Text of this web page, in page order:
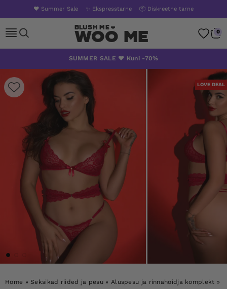
content
❤️ Summer Sale ✨ Ekspresstarne 📦 Diskreetne tarne
Woo Me 0
SUMMER SALE ❤️ Kuni -70%
LOVE DEAL
Home »Seksikad riided ja pesu » Aluspesu ja rinnahoidja komplekt »